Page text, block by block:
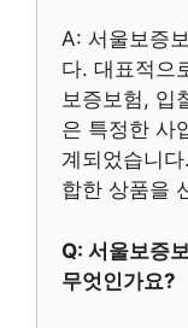
A: 서울보증
다. 대표적으
보증보험, 입
은 특정한 사
계되었습니
합한 상품을
Q: 서울보증
무엇인가요?